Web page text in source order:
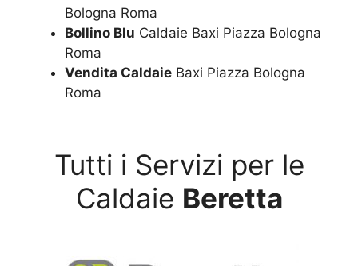
Bologna Roma
Bollino Blu Caldaie Baxi Piazza Bologna
Roma
Vendita Caldaie Baxi Piazza Bologna
Roma
Tutti i Servizi per le
Caldaie Beretta